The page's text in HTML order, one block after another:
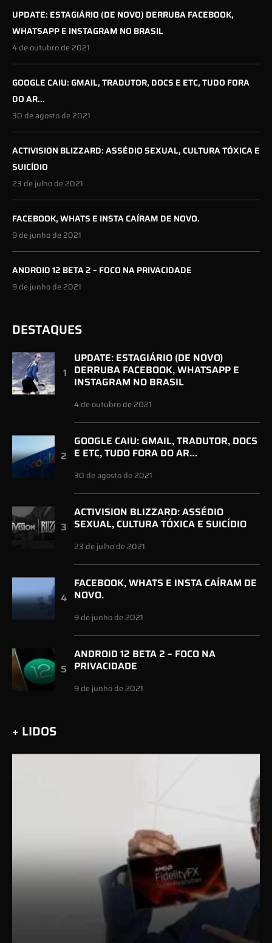
UPDATE: ESTAGIÁRIO (DE NOVO) DERRUBA FACEBOOK,
WHATSAPP E INSTAGRAM NO BRASIL
4 de outubro de 2021
GOOGLE CAIU: GMAIL, TRADUTOR, DOCS E ETC, TUDO FORA
DO AR…
30 de agosto de 2021
ACTIVISION BLIZZARD: ASSÉDIO SEXUAL, CULTURA TÓXICA E
SUICÍDIO
23 de julho de 2021
FACEBOOK, WHATS E INSTA CAÍRAM DE NOVO.
9 de junho de 2021
ANDROID 12 BETA 2 – FOCO NA PRIVACIDADE
9 de junho de 2021
DESTAQUES
UPDATE: ESTAGIÁRIO (DE NOVO)
DERRUBA FACEBOOK, WHATSAPP E
INSTAGRAM NO BRASIL
4 de outubro de 2021
GOOGLE CAIU: GMAIL, TRADUTOR, DOCS
E ETC, TUDO FORA DO AR…
30 de agosto de 2021
ACTIVISION BLIZZARD: ASSÉDIO
SEXUAL, CULTURA TÓXICA E SUICÍDIO
23 de julho de 2021
FACEBOOK, WHATS E INSTA CAÍRAM DE
NOVO.
9 de junho de 2021
ANDROID 12 BETA 2 – FOCO NA
PRIVACIDADE
9 de junho de 2021
+ LIDOS